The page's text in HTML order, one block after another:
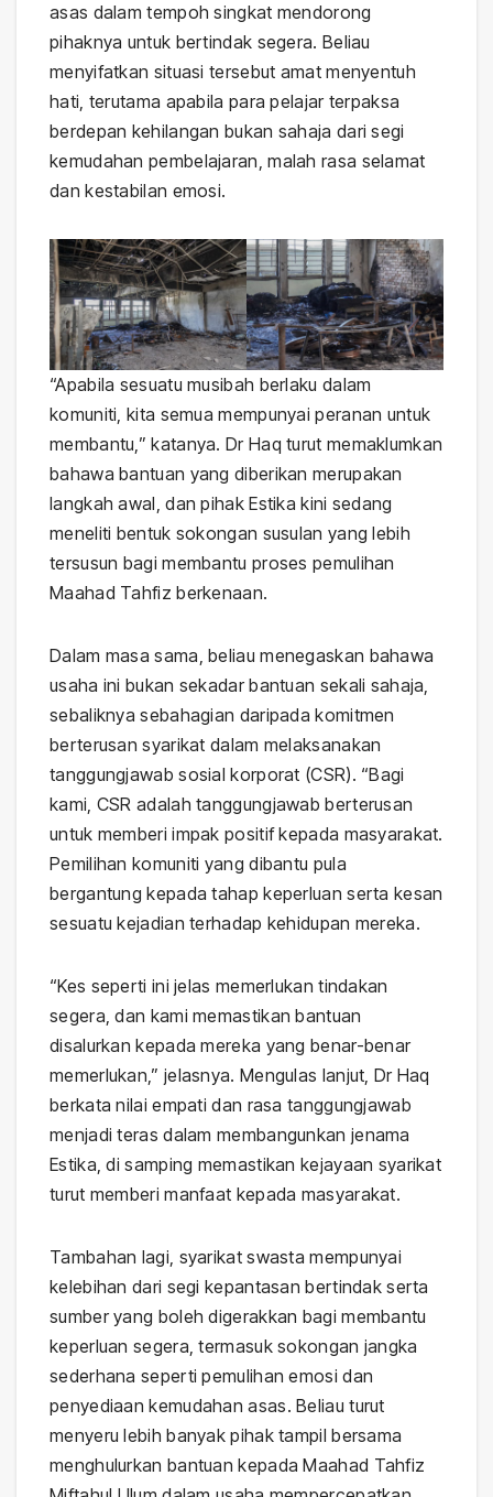
asas dalam tempoh singkat mendorong
pihaknya untuk bertindak segera. Beliau
menyifatkan situasi tersebut amat menyentuh
hati, terutama apabila para pelajar terpaksa
berdepan kehilangan bukan sahaja dari segi
kemudahan pembelajaran, malah rasa selamat
dan kestabilan emosi.
“Apabila sesuatu musibah berlaku dalam
komuniti, kita semua mempunyai peranan untuk
membantu,” katanya. Dr Haq turut memaklumkan
bahawa bantuan yang diberikan merupakan
langkah awal, dan pihak Estika kini sedang
meneliti bentuk sokongan susulan yang lebih
tersusun bagi membantu proses pemulihan
Maahad Tahfiz berkenaan.
Dalam masa sama, beliau menegaskan bahawa
usaha ini bukan sekadar bantuan sekali sahaja,
sebaliknya sebahagian daripada komitmen
berterusan syarikat dalam melaksanakan
tanggungjawab sosial korporat (CSR). “Bagi
kami, CSR adalah tanggungjawab berterusan
untuk memberi impak positif kepada masyarakat.
Pemilihan komuniti yang dibantu pula
bergantung kepada tahap keperluan serta kesan
sesuatu kejadian terhadap kehidupan mereka.
“Kes seperti ini jelas memerlukan tindakan
segera, dan kami memastikan bantuan
disalurkan kepada mereka yang benar-benar
memerlukan,” jelasnya. Mengulas lanjut, Dr Haq
berkata nilai empati dan rasa tanggungjawab
menjadi teras dalam membangunkan jenama
Estika, di samping memastikan kejayaan syarikat
turut memberi manfaat kepada masyarakat.
Tambahan lagi, syarikat swasta mempunyai
kelebihan dari segi kepantasan bertindak serta
sumber yang boleh digerakkan bagi membantu
keperluan segera, termasuk sokongan jangka
sederhana seperti pemulihan emosi dan
penyediaan kemudahan asas. Beliau turut
menyeru lebih banyak pihak tampil bersama
menghulurkan bantuan kepada Maahad Tahfiz